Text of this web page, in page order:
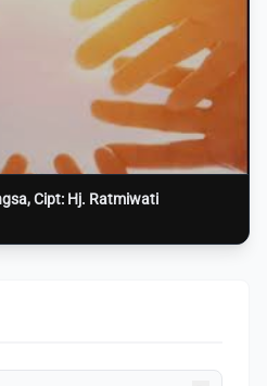
Cipt: Hj. Ratmiwati